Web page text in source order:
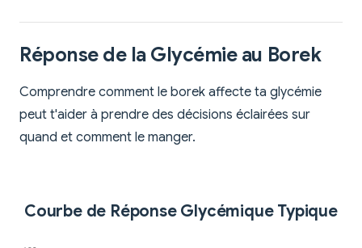
Réponse de la Glycémie au Borek
Comprendre comment le borek affecte ta glycémie
peut t'aider à prendre des décisions éclairées sur
quand et comment le manger.
Courbe de Réponse Glycémique Typique